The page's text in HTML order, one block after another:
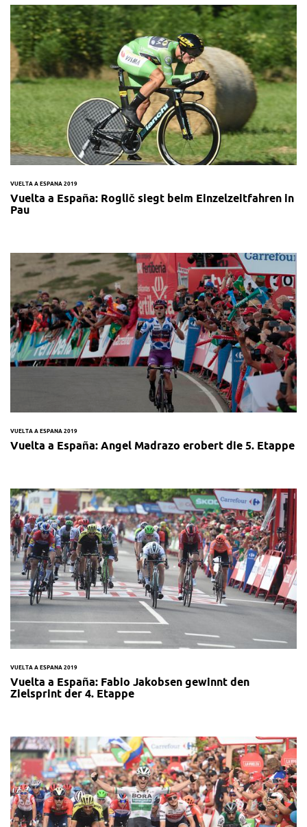
VUELTA A ESPANA 2019
Vuelta a España: Roglič siegt beim Einzelzeitfahren in
Pau
VUELTA A ESPANA 2019
Vuelta a España: Angel Madrazo erobert die 5. Etappe
VUELTA A ESPANA 2019
Vuelta a España: Fabio Jakobsen gewinnt den
Zielsprint der 4. Etappe